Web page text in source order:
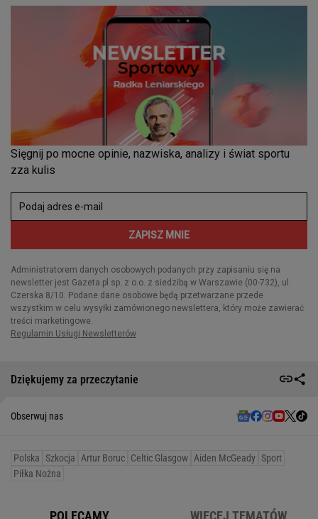
Dziękujemy za przeczytanie
Obserwuj nas
Polska Szkocja Artur Boruc Celtic Glasgow Aiden McGeady Sport
Piłka Nożna
POLECAMY WIĘCEJ TEMATÓW